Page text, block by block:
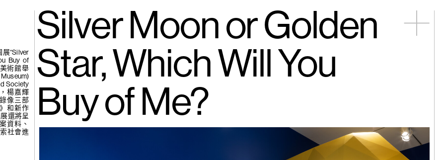
(265) 張公松｜醒來
吧，蜉蝣…
(264) 楊學德｜老地方
“Silver
Buy of
術館舉
Society
楊嘉輝
像三部
和新作
還將呈
資料、
社會進
Silver Moon or Golden
Star, Which Will You
Buy of Me?